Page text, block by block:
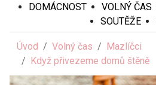
DOMÁCNOST
VOLNÝ ČAS
SOUTĚŽE
Úvod Volný čas
Mazlíčci
Když přivezeme domů štěně